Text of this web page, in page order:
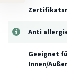
Anti
Geeignet
Innen/